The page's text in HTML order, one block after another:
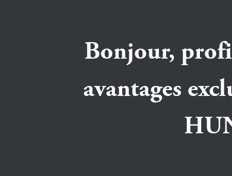
Bonjour,
avantages